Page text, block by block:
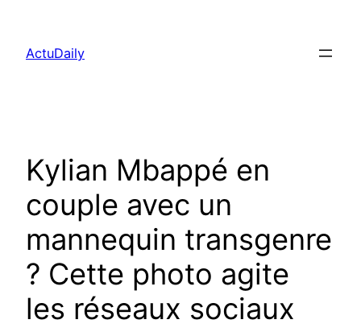
contenu
ActuDaily
Kylian Mbappé en
couple avec un
mannequin transgenre
? Cette photo agite
les réseaux sociaux